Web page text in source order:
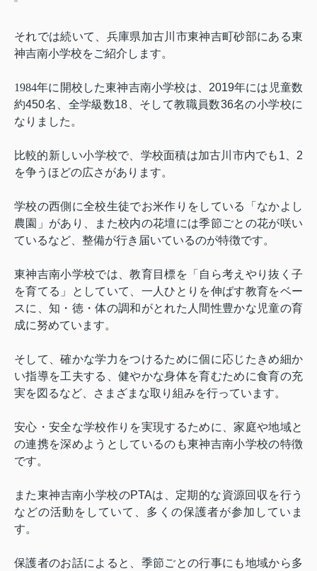
それでは続いて、兵庫県加古川市東神吉町砂部にある東
神吉南小学校をご紹介します。
1984年に開校した東神吉南小学校は、 2019年には児童数
約450名、全学級数18 、そして教職員数36名の小学校に
なりました。
比較的新しい小学校で、学校面積は加古川市内でも 1
2
を争うほどの広さがあります。
学校の西側に全校生徒でお米作りをしている「なかよし
農園」があり、また校内の花壇には季節ごとの花が咲い
ているなど、整備が行き届いているのが特徴です。
東神吉南小学校では、教育目標を「自ら考えやり抜く子
を育てる」としていて、一人ひとりを伸ばす教育をベー
スに、知・徳・体の調和がとれた人間性豊かな児童の育
成に努めています。
そして、確かな学力をつけるために個に応じたきめ細か
い指導を工夫する、健やかな身体を育むために食育の充
実を図るなど、さまざまな取り組みを行っています。
安心・安全な学校作りを実現するために、家庭や地域と
の連携を深めようとしているのも東神吉南小学校の特徴
です。
また東神吉南小学校のPTAは、定期的な資源回収を行う
などの活動をしていて、多くの保護者が参加していま
す。
保護者のお話によると、季節ごとの行事にも地域から多